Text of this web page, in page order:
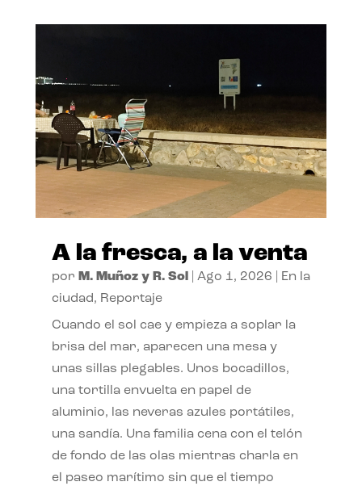
A la fresca, a la venta
por M. Muñoz y R. Sol| Ago 1, 2026
En la
ciudad, Reportaje
Cuando el sol cae y empieza a soplar la
brisa del mar, aparecen una mesa y
unas sillas plegables. Unos bocadillos,
una tortilla envuelta en papel de
aluminio, las neveras azules portátiles,
una sandía. Una familia cena con el telón
de fondo de las olas mientras charla en
el paseo marítimo sin que el tiempo